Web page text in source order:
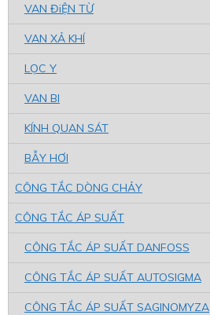
VAN ĐiỆN TỪ
VAN XẢ KHÍ
LỌC Y
VAN BI
KÍNH QUAN SÁT
BẪY HƠI
CÔNG TẮC DÒNG CHẢY
CÔNG TẮC ÁP SUẤT
CÔNG TẮC ÁP SUẤT DANFOSS
CÔNG TẮC ÁP SUẤT AUTOSIGMA
CÔNG TẮC ÁP SUẤT SAGINOMYZA